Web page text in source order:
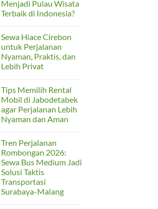
dan
Praktis
Pintu
Belakang
Menjadi
Jalur
Masuk
Rayap
dari
Area
Menjadi Pulau Wisata
Terbaik di Indonesia?
on
Mengapa
Bali
Masih
Menjadi
Pulau
di
Indonesia?
Sewa Hiace Cirebon
untuk Perjalanan
Nyaman, Praktis, dan
Lebih Privat
on
Sewa
Hiace
Cirebon
untuk
Perjalanan
dan
Lebih
Privat
Tips Memilih Rental
Mobil di Jabodetabek
agar Perjalanan Lebih
Nyaman dan Aman
on
Tips
Memilih
Rental
Mobil
di
Jabodetabek
agar
Perjalanan
Tren Perjalanan
Rombongan 2026:
Sewa Bus Medium Jadi
Solusi Taktis
Transportasi
Surabaya-Malang